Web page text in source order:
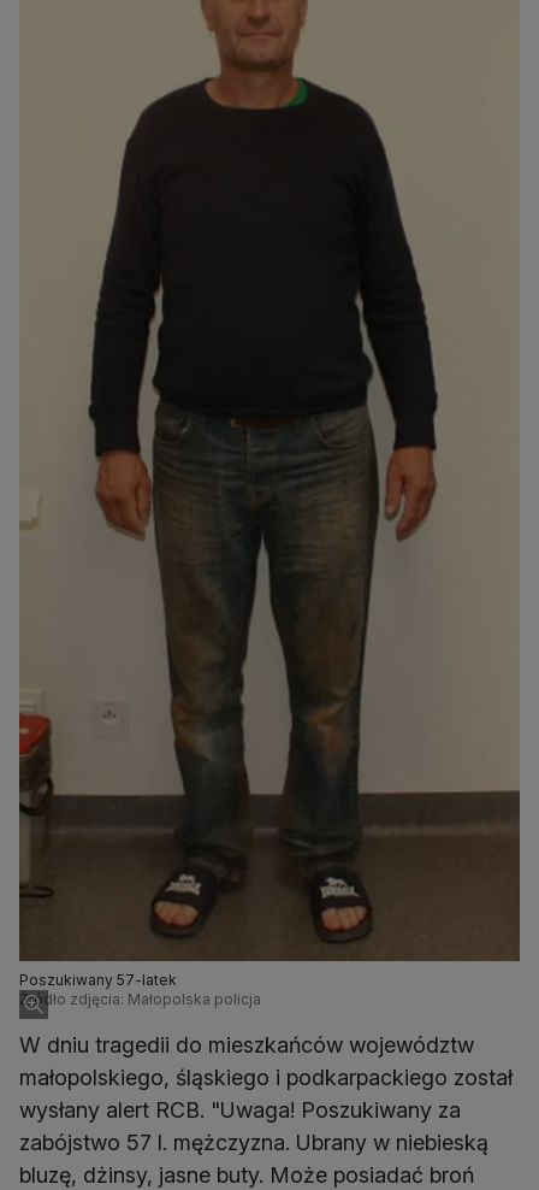
Poszukiwany 57-latek
Źródło zdjęcia: Małopolska policja
W dniu tragedii do mieszkańców województw
małopolskiego, śląskiego i podkarpackiego został
wysłany alert RCB. "Uwaga! Poszukiwany za
zabójstwo 57 l. mężczyzna. Ubrany w niebieską
bluzę, dżinsy, jasne buty. Może posiadać broń